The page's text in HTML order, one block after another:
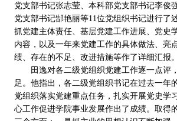
党支部书记张志莹、本科部党支部书记李俊
党支部书记郜艳丽等11位党组织书记进行了
抓党建主体责任、基层党建工作进展、党史
内容，以及一年来党建工作的具体做法、亮
绩、存在的不足、改进措施等作了详细汇报。
田逸对各二级党组织党建工作逐一点评
足。他指出，各二级党组织书记在过去一年
党组织落实党建重点任务，扎实开展党史学
心工作促进学院事业发展作出了成绩。取得